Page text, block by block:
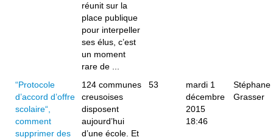
réunit sur la
place publique
pour interpeller
ses élus, c’est
un moment
rare de ...
“Protocole
d’accord d’offre
scolaire“,
comment
supprimer des
124 communes
creusoises
disposent
aujourd’hui
d’une école. Et
53
mardi 1
décembre
2015
18:46
Stéphane
Grasser